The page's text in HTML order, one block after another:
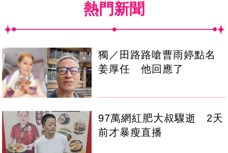
熱門新聞
獨／田路路嗆曹雨婷點名
姜厚任 他回應了
97萬網紅肥大叔驟逝 2天
前才暴瘦直播